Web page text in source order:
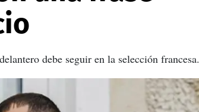
debe seguir en la selección francesa.